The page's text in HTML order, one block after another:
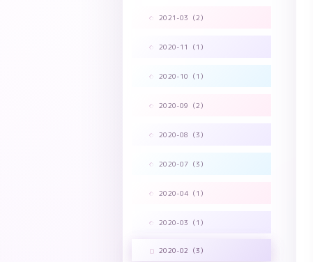
2021-03（2）
2020-11（1）
2020-10（1）
2020-09（2）
2020-08（3）
2020-07（3）
2020-04（1）
2020-03（1）
2020-02（3）